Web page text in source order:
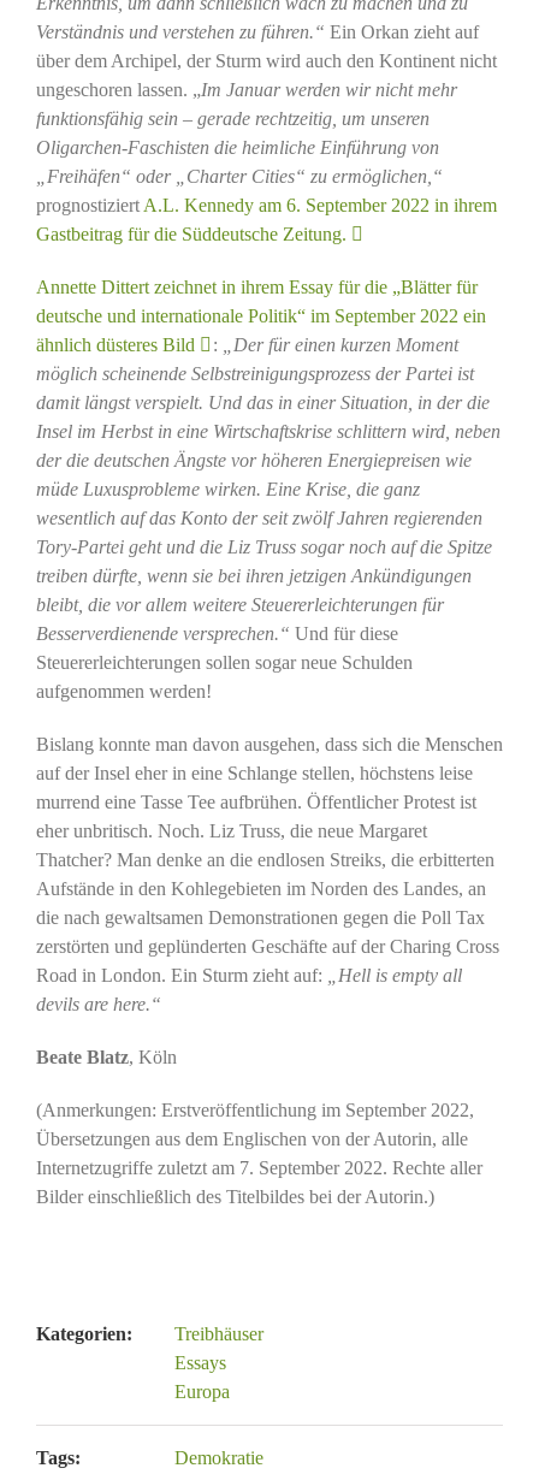
Verständnis und verstehen zu führen.“ Ein Orkan zieht auf
über dem Archipel, der Sturm wird auch den Kontinent nicht
ungeschoren lassen. „Im Januar werden wir nicht mehr
funktionsfähig sein – gerade rechtzeitig, um unseren
Oligarchen-Faschisten die heimliche Einführung von
„Freihäfen“ oder „Charter Cities“ zu ermöglichen,“
prognostiziert A.L. Kennedy am 6. September 2022 in ihrem
Gastbeitrag für die Süddeutsche Zeitung.
Annette Dittert zeichnet in ihrem Essay für die „Blätter für
deutsche und internationale Politik“ im September 2022 ein
ähnlich düsteres Bild
:
„Der für einen kurzen Moment
möglich scheinende Selbstreinigungsprozess der Partei ist
damit längst verspielt. Und das in einer Situation, in der die
Insel im Herbst in eine Wirtschaftskrise schlittern wird, neben
der die deutschen Ängste vor höheren Energiepreisen wie
müde Luxusprobleme wirken. Eine Krise, die ganz
wesentlich auf das Konto der seit zwölf Jahren regierenden
Tory-Partei geht und die Liz Truss sogar noch auf die Spitze
treiben dürfte, wenn sie bei ihren jetzigen Ankündigungen
bleibt, die vor allem weitere Steuererleichterungen für
Besserverdienende versprechen.“ Und für diese
Steuererleichterungen sollen sogar neue Schulden
aufgenommen werden!
Bislang konnte man davon ausgehen, dass sich die Menschen
auf der Insel eher in eine Schlange stellen, höchstens leise
murrend eine Tasse Tee aufbrühen. Öffentlicher Protest ist
eher unbritisch. Noch. Liz Truss, die neue Margaret
Thatcher? Man denke an die endlosen Streiks, die erbitterten
Aufstände in den Kohlegebieten im Norden des Landes, an
die nach gewaltsamen Demonstrationen gegen die Poll Tax
zerstörten und geplünderten Geschäfte auf der Charing Cross
Road in London. Ein Sturm zieht auf:
„Hell is empty all
devils are here.“
Beate Blatz, Köln
(Anmerkungen: Erstveröffentlichung im September 2022,
Übersetzungen aus dem Englischen von der Autorin, alle
Internetzugriffe zuletzt am 7. September 2022. Rechte aller
Bilder einschließlich des Titelbildes bei der Autorin.)
Kategorien:
Treibhäuser
Essays
Europa
Tags:
Demokratie